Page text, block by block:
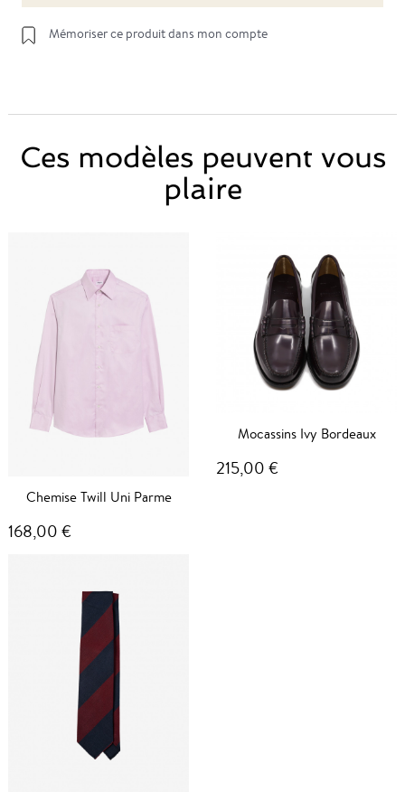
Mémoriser ce produit dans mon compte
Ces modèles peuvent vous
plaire
Chemise Twill Uni Parme
168,00 €
Mocassins Ivy Bordeaux
215,00 €